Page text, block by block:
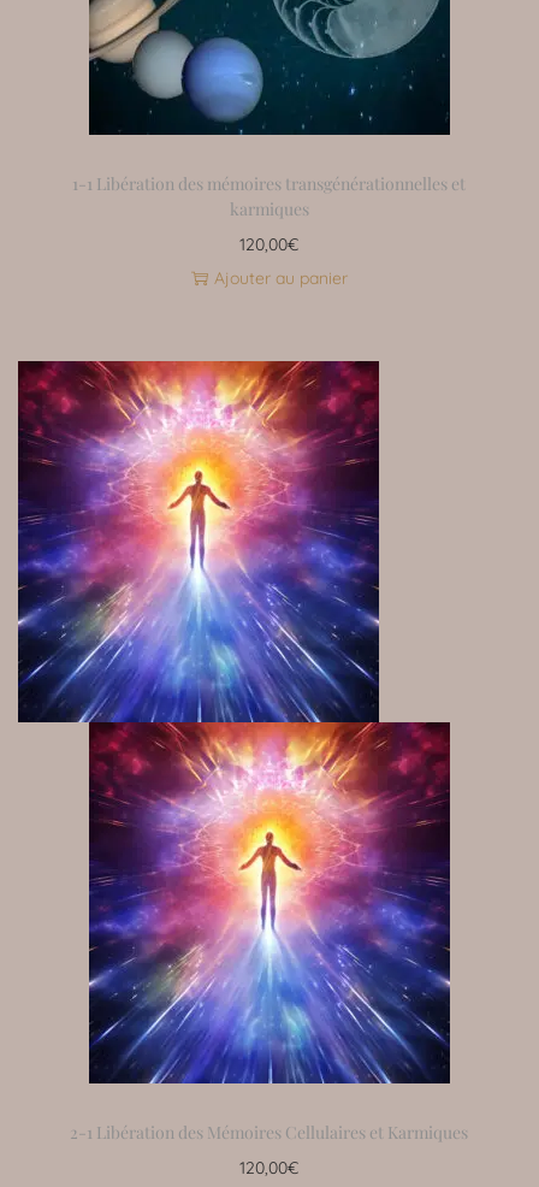
1-1 Libération des mémoires transgénérationnelles et
karmiques
120,00€
Ajouter au panier
2-1 Libération des Mémoires Cellulaires et Karmiques
120,00€